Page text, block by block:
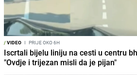
/VIDEO I PRIJE OKO 6H
Iscrtali bijelu liniju na cesti u centru
"Ovdje i trijezan misli da je pijan"